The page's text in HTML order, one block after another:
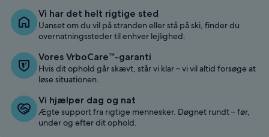
Vi har det helt rigtige sted
Uanset om du vil på stranden eller stå på ski, finder du
overnatningssteder til enhver lejlighed.
Vores VrboCare™-garanti
Hvis dit ophold går skævt, står vi klar – vi vil altid forsøge at
løse situationen.
Vi hjælper dag og nat
Ægte support fra rigtige mennesker. Døgnet rundt – før,
under og efter dit ophold.